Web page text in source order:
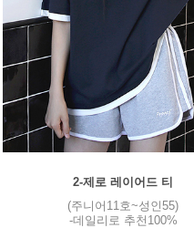
2-제로 레이어드 티
(주니어11호~성인55)
-데일리로 추천100%